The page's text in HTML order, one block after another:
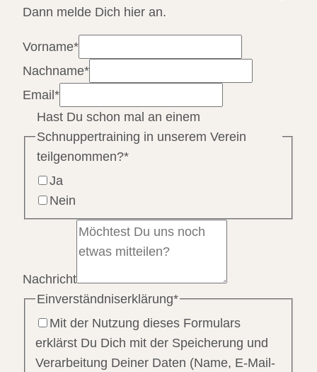
Dann melde Dich hier an.
Vorname*
Nachname*
Email*
Hast Du schon mal an einem
Schnuppertraining in unserem Verein
teilgenommen?*
Ja
Nein
Nachricht
Einverständniserklärung*
Mit der Nutzung dieses Formulars
erklärst Du Dich mit der Speicherung und
Verarbeitung Deiner Daten (Name, E-Mail-